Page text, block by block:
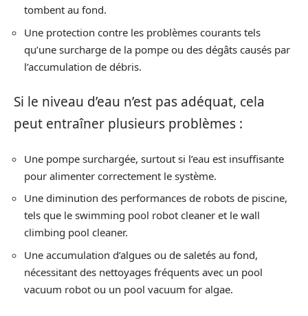
tombent au fond.
Une protection contre les problèmes courants tels
qu’une surcharge de la pompe ou des dégâts causés par
l’accumulation de débris.
Si le niveau d’eau n’est pas adéquat, cela
peut entraîner plusieurs problèmes :
Une pompe surchargée, surtout si l’eau est insuffisante
pour alimenter correctement le système.
Une diminution des performances de robots de piscine,
tels que le swimming pool robot cleaner et le wall
climbing pool cleaner.
Une accumulation d’algues ou de saletés au fond,
nécessitant des nettoyages fréquents avec un pool
vacuum robot ou un pool vacuum for algae.